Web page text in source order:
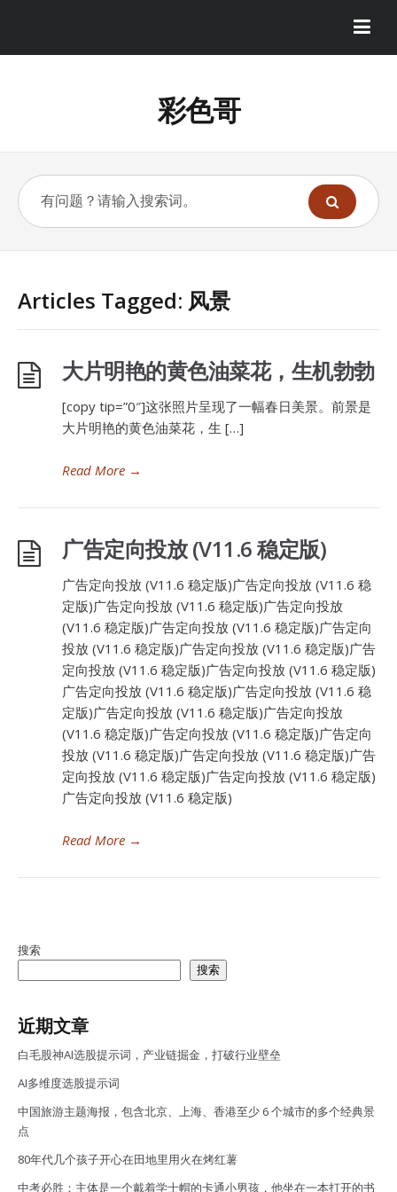
彩色哥
Articles Tagged: 风景
大片明艳的黄色油菜花，生机勃勃
[copy tip=”0″]这张照片呈现了一幅春日美景。前景是
大片明艳的黄色油菜花，生 […]
Read More →
广告定向投放 (V11.6 稳定版)
广告定向投放 (V11.6 稳定版)广告定向投放 (V11.6 稳
定版)广告定向投放 (V11.6 稳定版)广告定向投放
(V11.6 稳定版)广告定向投放 (V11.6 稳定版)广告定向
投放 (V11.6 稳定版)广告定向投放 (V11.6 稳定版)广告
定向投放 (V11.6 稳定版)广告定向投放 (V11.6 稳定版)
广告定向投放 (V11.6 稳定版)广告定向投放 (V11.6 稳
定版)广告定向投放 (V11.6 稳定版)广告定向投放
(V11.6 稳定版)广告定向投放 (V11.6 稳定版)广告定向
投放 (V11.6 稳定版)广告定向投放 (V11.6 稳定版)广告
定向投放 (V11.6 稳定版)广告定向投放 (V11.6 稳定版)
广告定向投放 (V11.6 稳定版)
Read More →
搜索
搜索
近期文章
白毛股神AI选股提示词，产业链掘金，打破行业壁垒
AI多维度选股提示词
中国旅游主题海报，包含北京、上海、香港至少 6 个城市的多个经典景
点
80年代几个孩子开心在田地里用火在烤红薯
中考必胜：主体是一个戴着学士帽的卡通小男孩，他坐在一本打开的书